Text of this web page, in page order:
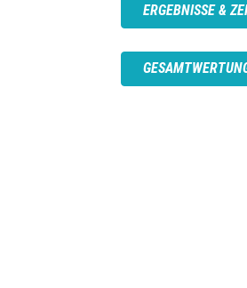
ERGEBNISSE &